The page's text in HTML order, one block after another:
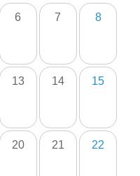
6 7 8
13 14 15
20 21 22